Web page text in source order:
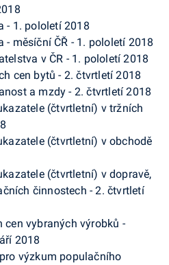
- 1. pololetí 2018
- měsíční ČŘ - 1. pololetí 2018
v ČR - 1. pololetí 2018
cen bytů - 2. čtvrtletí 2018
a mzdy - 2. čtvrtletí 2018
(čtvrtletní) v tržních
(čtvrtletní) v obchodě
(čtvrtletní) v dopravě,
činnostech - 2. čtvrtletí
cen vybraných výrobků -
2018
výzkum populačního